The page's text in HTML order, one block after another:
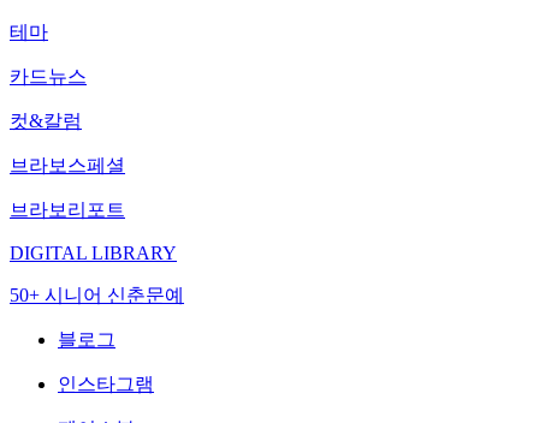
테마
카드뉴스
컷&칼럼
브라보스페셜
브라보리포트
DIGITAL LIBRARY
50+ 시니어 신춘문예
블로그
인스타그램